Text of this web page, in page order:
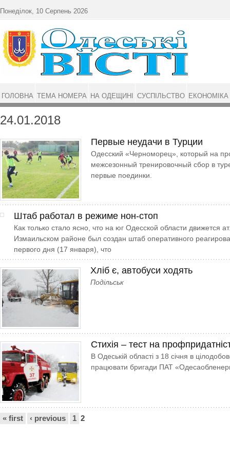
24.01.2018
Первые неудачи в Турции
Одесский «Черноморец», который на
межсезонный тренировочный сбор в
первые поединки.
Штаб работал в режиме нон-стоп
Как только стало ясно, что на юг Одесской области движется
Измаильском районе был создан штаб оперативного
первого дня (17 января), что
Хліб є, автобуси ходять
Подільськ
Стихія – тест на
В Одеській області з 18 січня в
працювати бригади ПАТ
Сторінки
« first ‹ previous 1 2
Понеділок, 10 Серпень 2026
ГОЛОВНА ТЕМА НОМЕРА НА ОДЕЩИНІ СУСПІЛЬСТВО ЕКОНОМІКА